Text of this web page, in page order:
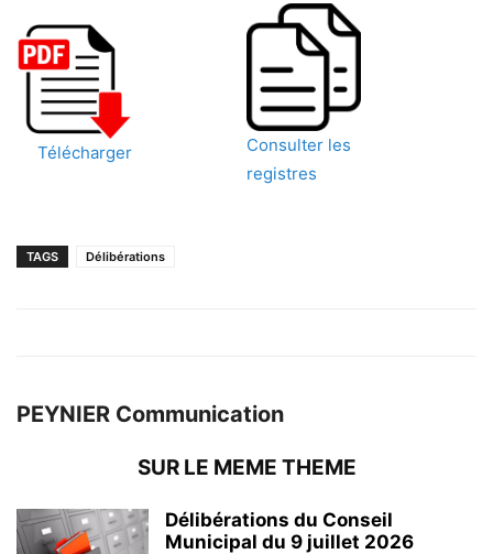
Télécharger
Consulter les
registres
TAGS Délibérations
PEYNIER Communication
SUR LE MEME THEME
Délibérations du Conseil
Municipal du 9 juillet 2026